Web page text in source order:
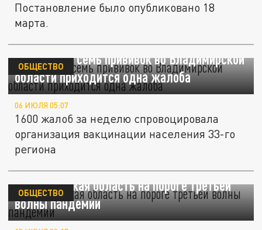
Постановление было опубликовано 18
марта.
На каждые семь прививок во Владимирской
области приходится одна жалоба
ОБЩЕСТВО
06 ИЮЛЯ 05:07
1600 жалоб за неделю спровоцировала
организация вакцинации населения 33-го
региона
Владимирская область на пороге третьей
волны пандемии
ОБЩЕСТВО